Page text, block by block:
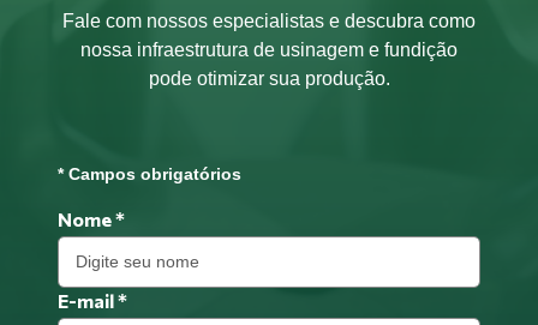
Fale com nossos especialistas e descubra como
nossa infraestrutura de usinagem e fundição
pode otimizar sua produção.
*Campos obrigatórios
Nome*
E-mail*